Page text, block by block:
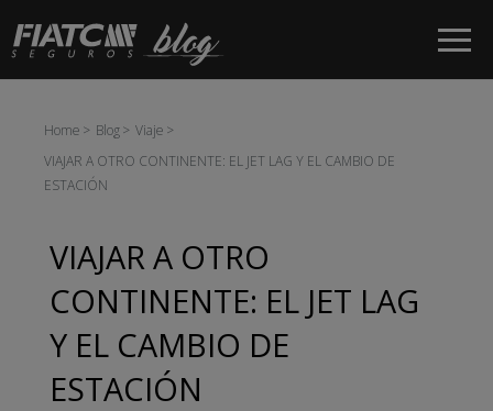
Saltar al contenido principal
Home Blog
Viaje
VIAJAR A OTRO CONTINENTE: EL JET LAG Y EL CAMBIO DE
ESTACIÓN
VIAJAR A OTRO
CONTINENTE: EL JET LAG
Y EL CAMBIO DE
ESTACIÓN